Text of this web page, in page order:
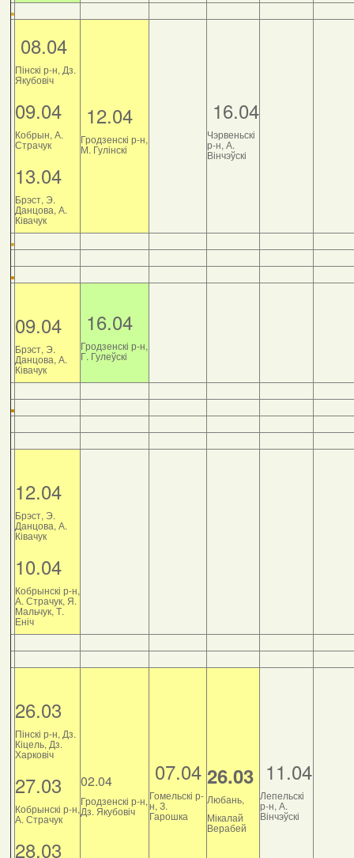
08.04
Пінскі р-н, Дз.
Якубовіч
09.04
Кобрын, А.
Страчук
13.04
Брэст, Э.
Данцова, А.
Ківачук
12.04
Гродзенскі р-н,
М. Гулінскі
16.04
Чэрвеньскі
р-н, А.
Вінчэўскі
09.04
Брэст, Э.
Данцова, А.
Ківачук
16.04
Гродзенскі р-н,
Г. Гулеўскі
12.04
Брэст, Э.
Данцова, А.
Ківачук
10.04
Кобрынскі р-н,
А. Страчук, Я.
Мальчук, Т.
Еніч
26.03
Пінскі р-н, Дз.
Кіцель, Дз.
Харковіч
27.03
Кобрынскі р-н,
А. Страчук
28.03
02.04
Гродзенскі р-н,
Дз. Якубовіч
07.04
Гомельскі р-
н, З.
Гарошка
26.03
Любань,
Мікалай
Верабей
11.04
Лепельскі
р-н, А.
Вінчэўскі